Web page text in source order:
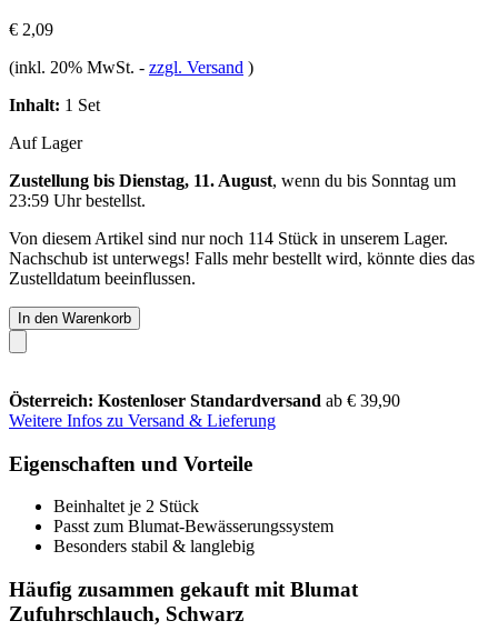
€ 2,09
(inkl. 20% MwSt. - zzgl. Versand )
Inhalt: 1 Set
Auf Lager
Zustellung bis Dienstag, 11. August, wenn du bis Sonntag um
23:59 Uhrbestellst.
Von diesem Artikel sind nur noch 114 Stück in unserem Lager.
Nachschub ist unterwegs! Falls mehr bestellt wird, könnte dies das
Zustelldatum beeinflussen.
In den Warenkorb
Österreich: Kostenloser Standardversand ab € 39,90
Weitere Infos zu Versand & Lieferung
Eigenschaften und Vorteile
Beinhaltet je 2 Stück
Passt zum Blumat-Bewässerungssystem
Besonders stabil & langlebig
Häufig zusammen gekauft mit Blumat
Zufuhrschlauch, Schwarz